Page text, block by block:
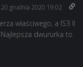
grudnia 2020 19:02
właściwego, a IS3 II
dwururka to